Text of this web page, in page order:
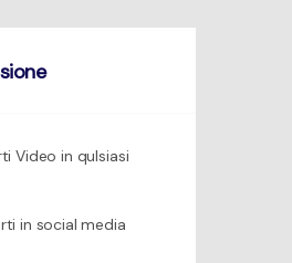
Video in qulsiasi
in social media